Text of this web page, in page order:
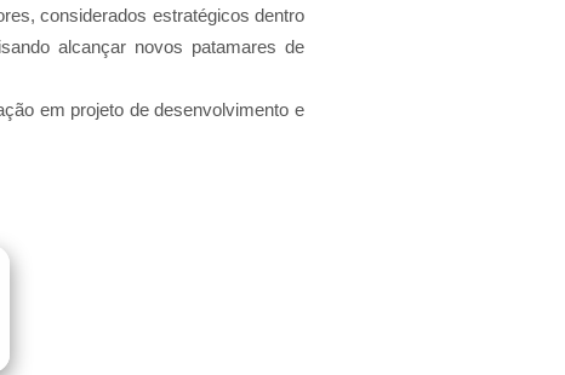
considerados estratégicos dentro
alcançar novos patamares de
em projeto de desenvolvimento e